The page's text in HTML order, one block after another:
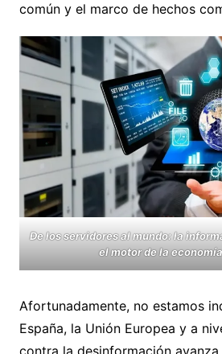
común y el marco de hechos
De los servidores al mundo: la
el motor de la
Afortunadamente, no estamos
España, la Unión Europea y a